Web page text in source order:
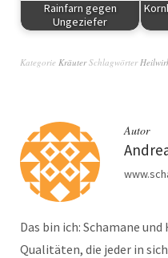
Rainfarn gegen
Ungeziefer
Kategorie Kräuter Schlagwörter
Autor
Das bin ich: Schamane
Qualitäten, die jeder in